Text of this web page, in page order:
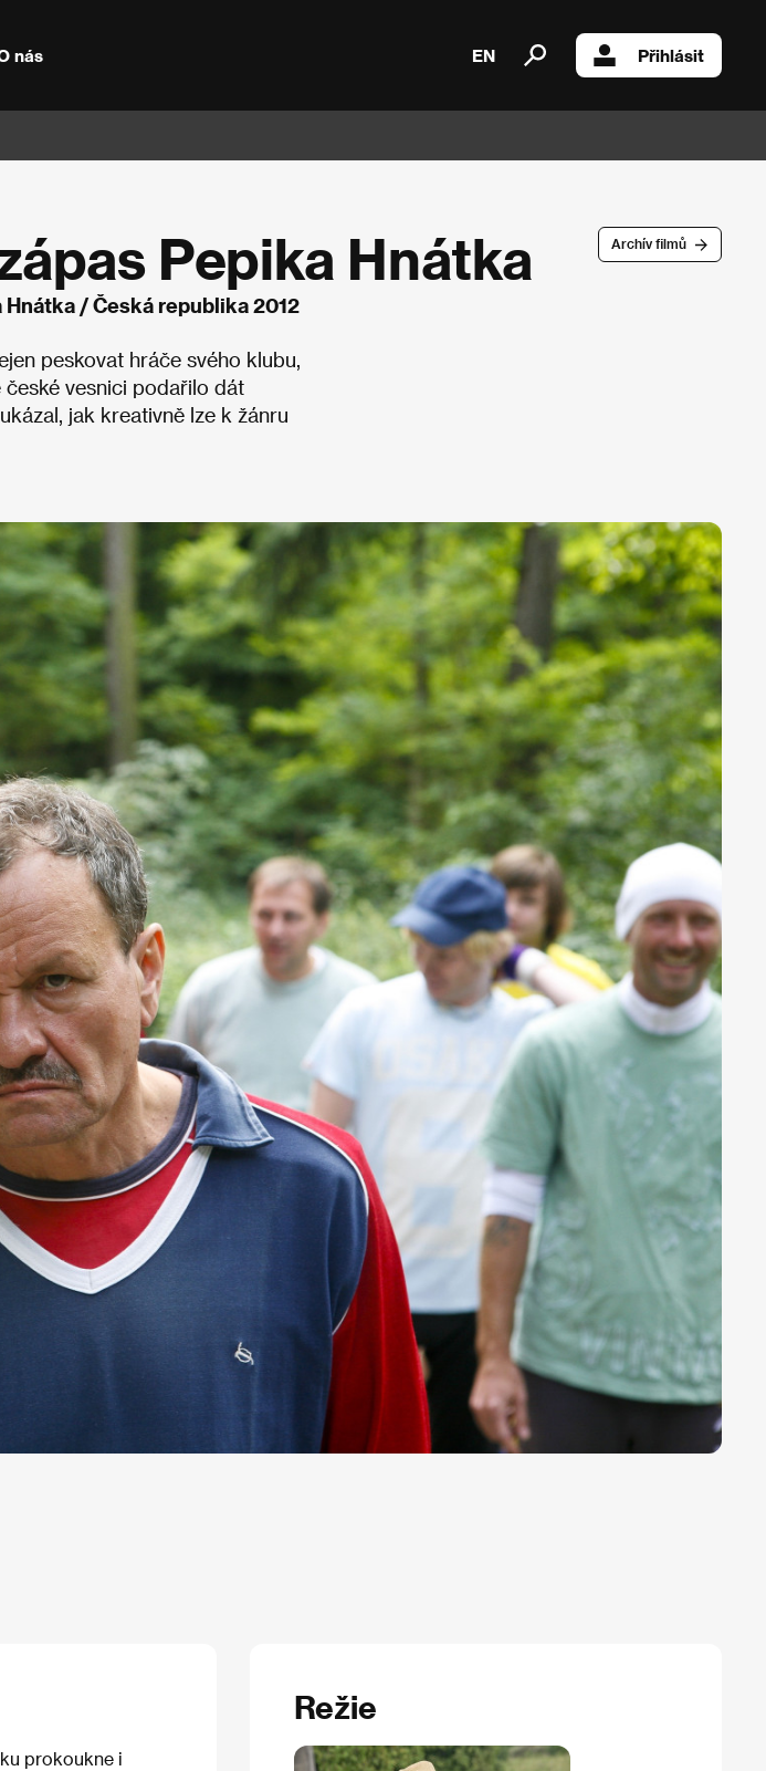
nás EN Přihlásit
Archív filmů
Pepika Hnátka
/ Česká republika 2012
peskovat hráče svého klubu,
české vesnici podařilo dát
jak kreativně lze k žánru
prokoukne i
Režie